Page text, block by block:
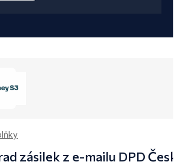
zásilek z e-mailu DPD